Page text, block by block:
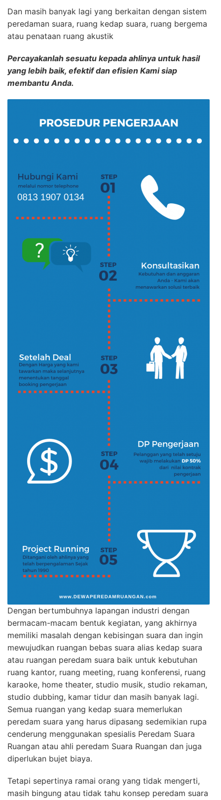
Dan masih banyak lagi yang berkaitan dengan sistem
peredaman suara, ruang kedap suara, ruang bergema
atau penataan ruang akustik
Percayakanlah sesuatu kepada ahlinya untuk hasil
yang lebih baik, efektif dan efisien Kami siap
membantu Anda.
Dengan bertumbuhnya lapangan industri dengan
bermacam-macam bentuk kegiatan, yang akhirnya
memiliki masalah dengan kebisingan suara dan ingin
mewujudkan ruangan bebas suara alias kedap suara
atau ruangan peredam suara baik untuk kebutuhan
ruang kantor, ruang meeting, ruang konferensi, ruang
karaoke, home theater, studio musik, studio rekaman,
studio dubbing, kamar tidur dan masih banyak lagi.
Semua ruangan yang kedap suara memerlukan
peredam suara yang harus dipasang sedemikian rupa
cenderung menggunakan spesialis Peredam Suara
Ruangan atau ahli peredam Suara Ruangan dan juga
diperlukan bujet biaya.
Tetapi sepertinya ramai orang yang tidak mengerti,
masih bingung atau tidak tahu konsep peredam suara